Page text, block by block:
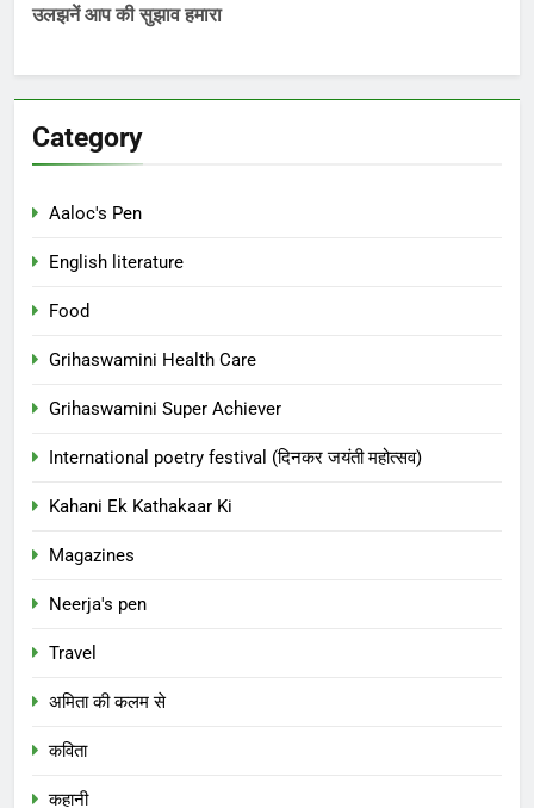
उलझनें आप की सुझाव हमारा
Category
Aaloc's Pen
English literature
Food
Grihaswamini Health Care
Grihaswamini Super Achiever
International poetry festival (दिनकर जयंती महोत्सव)
Kahani Ek Kathakaar Ki
Magazines
Neerja's pen
Travel
अमिता की कलम से
कविता
कहानी